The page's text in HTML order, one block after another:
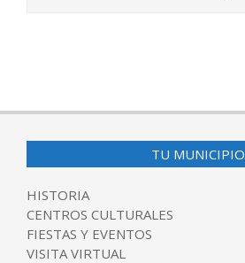
09-
TU MUNICIPIO
HISTORIA
CENTROS CULTURALES
FIESTAS Y EVENTOS
VISITA VIRTUAL